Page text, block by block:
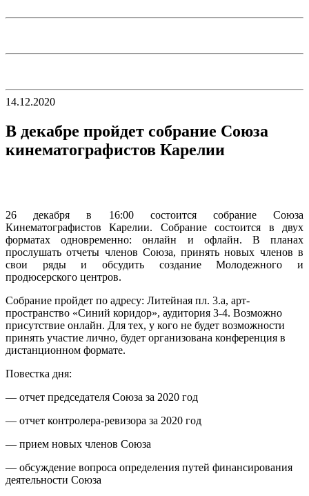
14.12.2020
В декабре пройдет собрание Союза
кинематографистов Карелии
26 декабря в 16:00 состоится собрание Союза
Кинематографистов Карелии. Собрание состоится в двух
форматах одновременно: онлайн и офлайн. В планах
прослушать отчеты членов Союза, принять новых членов в
свои ряды и обсудить создание Молодежного и
продюсерского центров.
Собрание пройдет по адресу: Литейная пл. 3.а, арт-
пространство «Синий коридор», аудитория 3-4. Возможно
присутствие онлайн. Для тех, у кого не будет возможности
принять участие лично, будет организована конференция в
дистанционном формате.
Повестка дня:
— отчет председателя Союза за 2020 год
— отчет контролера-ревизора за 2020 год
— прием новых членов Союза
— обсуждение вопроса определения путей финансирования
деятельности Союза